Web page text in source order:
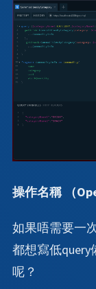
操作名稱 （
如果唔需要一
都想寫低query
呢？